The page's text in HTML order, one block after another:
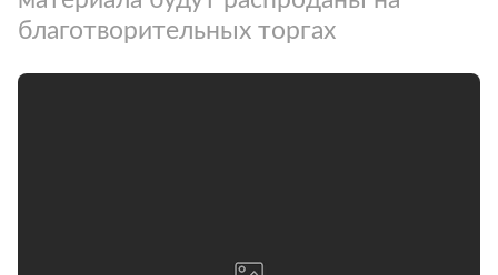
благотворительных торгах